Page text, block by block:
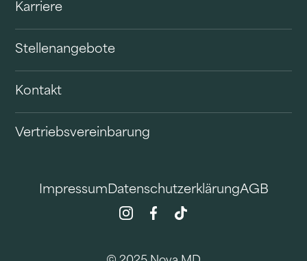
Karriere
Stellenangebote
Kontakt
Vertriebsvereinbarung
ImpressumDatenschutzerklärungAGB